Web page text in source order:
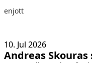
enjott
Selected Works
10. Jul 2026
Andreas